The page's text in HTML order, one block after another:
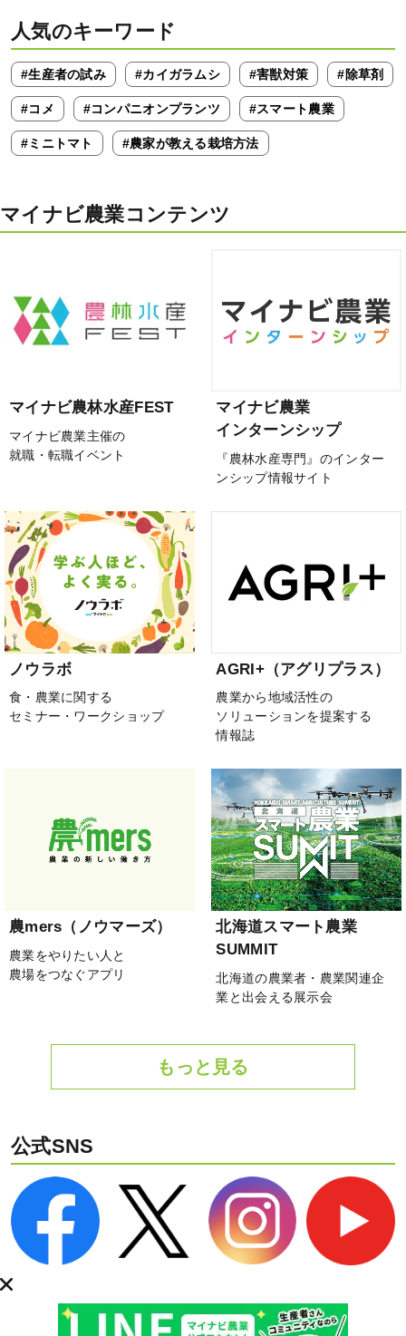
人気のキーワード
#生産者の試み #カイガラムシ #害獣対策 #除草剤
#コメ #コンパニオンプランツ #スマート農業
#ミニトマト #農家が教える栽培方法
マイナビ農業コンテンツ
マイナビ農林水産FEST
マイナビ農業主催の
就職・転職イベント
マイナビ農業
インターンシップ
『農林水産専門』のインター
ンシップ情報サイト
ノウラボ
食・農業に関する
セミナー・ワークショップ
AGRI+（アグリプラス）
農業から地域活性の
ソリューションを提案する
情報誌
農mers（ノウマーズ）
農業をやりたい人と
農場をつなぐアプリ
北海道スマート農業
SUMMIT
北海道の農業者・農業関連企
業と出会える展示会
もっと見る
公式SNS